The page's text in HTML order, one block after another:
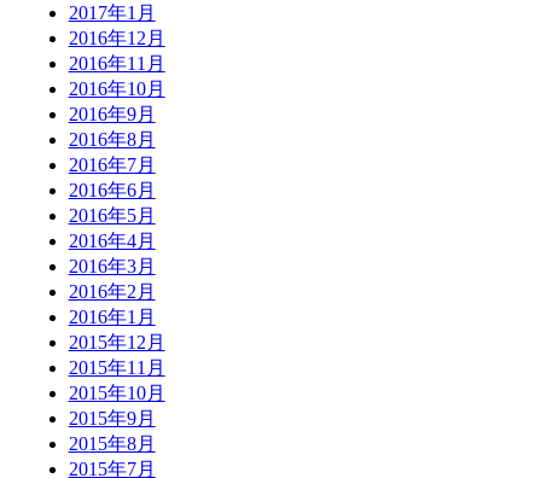
2017年1月
2016年12月
2016年11月
2016年10月
2016年9月
2016年8月
2016年7月
2016年6月
2016年5月
2016年4月
2016年3月
2016年2月
2016年1月
2015年12月
2015年11月
2015年10月
2015年9月
2015年8月
2015年7月